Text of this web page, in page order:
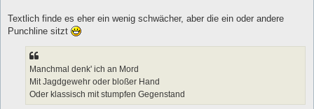
Textlich finde es eher ein wenig schwächer, aber die ein oder andere
Punchline sitzt
Manchmal denk' ich an Mord
Mit Jagdgewehr oder bloßer Hand
Oder klassisch mit stumpfen Gegenstand